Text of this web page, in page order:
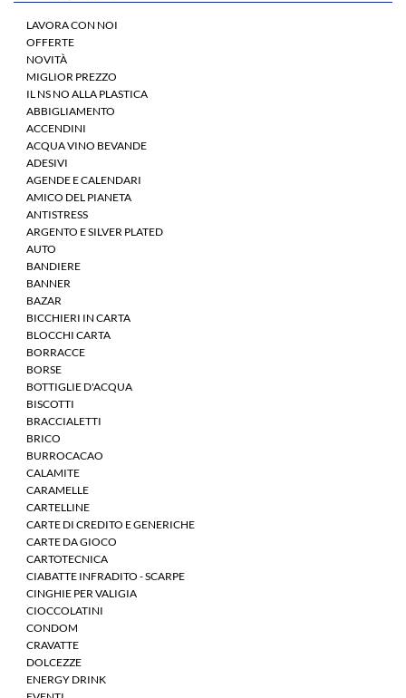
LAVORA CON NOI
OFFERTE
NOVITÀ
MIGLIOR PREZZO
IL NS NO ALLA PLASTICA
ABBIGLIAMENTO
ACCENDINI
ACQUA VINO BEVANDE
ADESIVI
AGENDE E CALENDARI
AMICO DEL PIANETA
ANTISTRESS
ARGENTO E SILVER PLATED
AUTO
BANDIERE
BANNER
BAZAR
BICCHIERI IN CARTA
BLOCCHI CARTA
BORRACCE
BORSE
BOTTIGLIE D'ACQUA
BISCOTTI
BRACCIALETTI
BRICO
BURROCACAO
CALAMITE
CARAMELLE
CARTELLINE
CARTE DI CREDITO E GENERICHE
CARTE DA GIOCO
CARTOTECNICA
CIABATTE INFRADITO - SCARPE
CINGHIE PER VALIGIA
CIOCCOLATINI
CONDOM
CRAVATTE
DOLCEZZE
ENERGY DRINK